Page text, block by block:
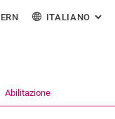
directly to: content
directly to: search
directly to: main
ITALIANO :
Abilitazione